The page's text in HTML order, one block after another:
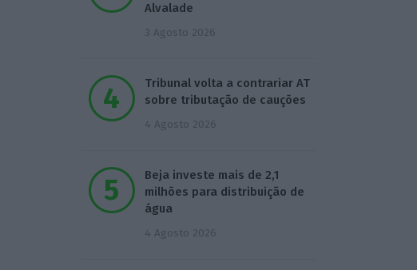
Alvalade
3 Agosto 2026
Tribunal volta a contrariar AT
sobre tributação de cauções
4 Agosto 2026
Beja investe mais de 2,1
milhões para distribuição de
água
4 Agosto 2026